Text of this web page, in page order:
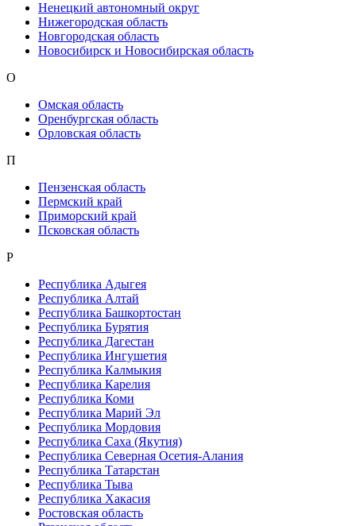
Ненецкий автономный округ
Нижегородская область
Новгородская область
Новосибирск и Новосибирская область
О
Омская область
Оренбургская область
Орловская область
П
Пензенская область
Пермский край
Приморский край
Псковская область
Р
Республика Адыгея
Республика Алтай
Республика Башкортостан
Республика Бурятия
Республика Дагестан
Республика Ингушетия
Республика Калмыкия
Республика Карелия
Республика Коми
Республика Марий Эл
Республика Мордовия
Республика Саха (Якутия)
Республика Северная Осетия-Алания
Республика Татарстан
Республика Тыва
Республика Хакасия
Ростовская область